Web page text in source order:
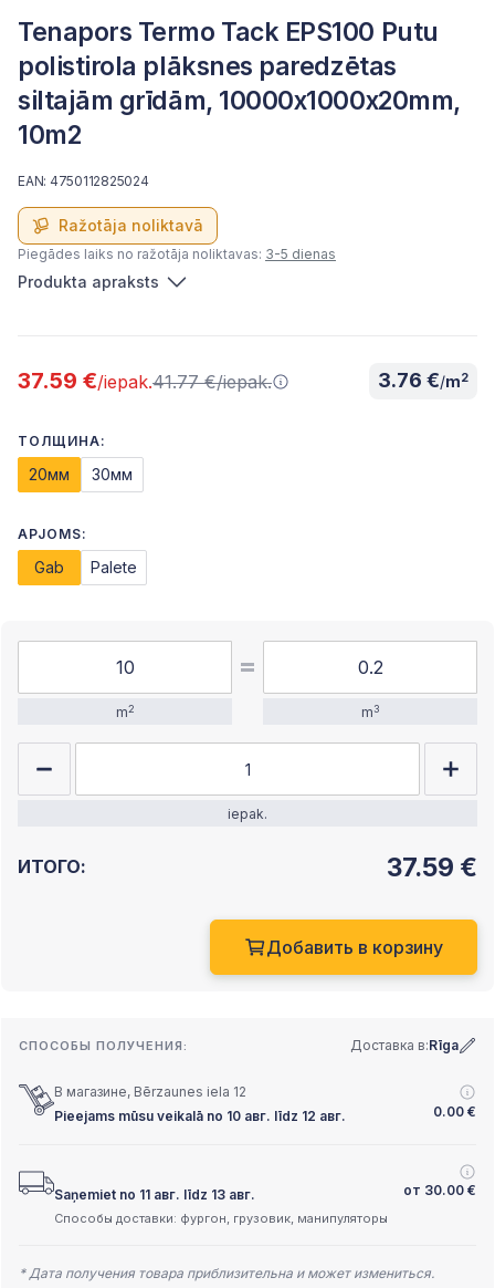
Tenapors Termo Tack EPS100 Putu
polistirola plāksnes paredzētas
siltajām grīdām, 10000x1000x20mm,
10m2
Ražotāja noliktavā
EAN: 4750112825024
Piegādes laiks no ražotāja noliktavas: 3-5 dienas
Produkta apraksts
37.59 €/iepak.41.77 €/iepak. 3.76 €/m2
ТОЛЩИНА:
20мм 30мм
APJOMS:
Gab Palete
m2 m3
iepak.
ИТОГО: 37.59 €
Добавить в корзину
СПОСОБЫ ПОЛУЧЕНИЯ: Доставка в:Rīga
В магазине, Bērzaunes iela 12
Pieejams mūsu veikalā no 10 авг. līdz 12 авг.
0.00 €
Saņemiet no 11 авг. līdz 13 авг. от 30.00 €
Способы доставки: фургон, грузовик, манипуляторы
* Дата получения товара приблизительна и может измениться.